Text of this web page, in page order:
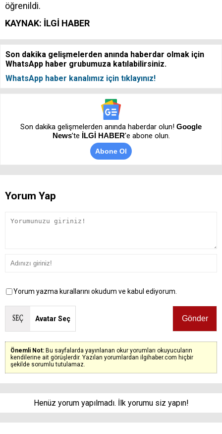
öğrenildi.
KAYNAK: İLGİ HABER
Son dakika gelişmelerden anında haberdar olmak için
WhatsApp haber grubumuza katılabilirsiniz.
WhatsApp haber kanalımız için tıklayınız!
Son dakika gelişmelerden anında haberdar olun! Google
News’te İLGİ HABER'e abone olun.
Abone Ol
Yorum Yap
Yorum yazma kurallarını okudum ve kabul ediyorum.
Avatar Seç
Önemli Not: Bu sayfalarda yayınlanan okur yorumları okuyucuların
kendilerine ait görüşlerdir. Yazılan yorumlardan ilgihaber.com hiçbir
şekilde sorumlu tutulamaz.
Henüz yorum yapılmadı. İlk yorumu siz yapın!